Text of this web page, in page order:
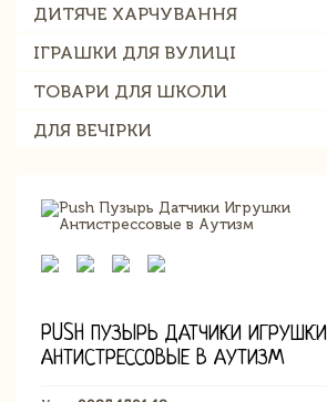
ДИТЯЧЕ ХАРЧУВАННЯ
ІГРАШКИ ДЛЯ ВУЛИЦІ
ТОВАРИ ДЛЯ ШКОЛИ
ДЛЯ ВЕЧІРКИ
PUSH ПУЗЫРЬ ДАТЧИКИ ИГРУШКИ
АНТИСТРЕССОВЫЕ В АУТИЗМ